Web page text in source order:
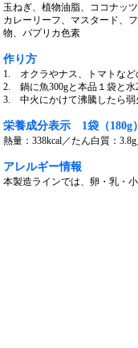
玉ねぎ、植物油脂、ココナッ
カレーリーフ、マスタード、
物、パプリカ色素
作り方
1. オクラやナス、トマトなど
2. 鍋に魚300gと本品１袋と水
3. 中火にかけて沸騰したら弱
栄養成分表示 1袋（180g
熱量：338kcal／たん白質：
アレルギー情報
本製造ラインでは、卵・乳・